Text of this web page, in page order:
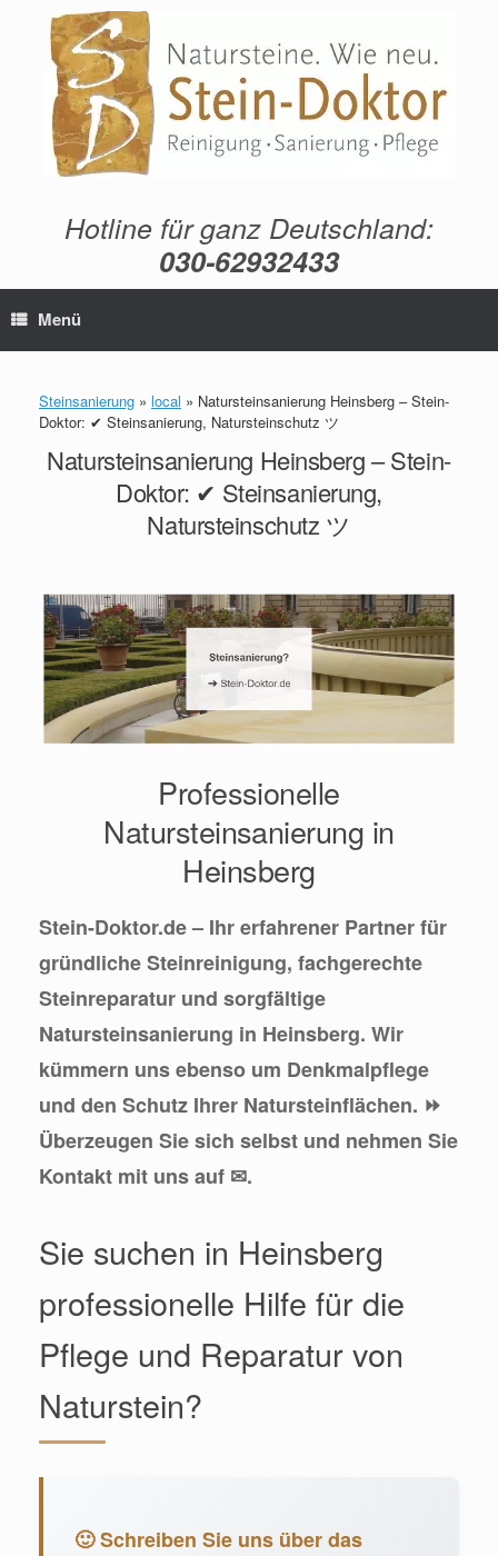
springen
Hotline für ganz Deutschland:
030-62932433
Menü
Steinsanierung » local » Natursteinsanierung Heinsberg – Stein-
Doktor: ✔ Steinsanierung, Natursteinschutz ツ
Natursteinsanierung Heinsberg – Stein-
Doktor: ✔ Steinsanierung,
Natursteinschutz ツ
Professionelle
Natursteinsanierung in
Heinsberg
Stein-Doktor.de – Ihr erfahrener Partner für
gründliche Steinreinigung, fachgerechte
Steinreparatur und sorgfältige
Natursteinsanierung in Heinsberg. Wir
kümmern uns ebenso um Denkmalpflege
und den Schutz Ihrer Natursteinflächen. ⏩
Überzeugen Sie sich selbst und nehmen Sie
Kontakt mit uns auf ✉.
Sie suchen in Heinsberg
professionelle Hilfe für die
Pflege und Reparatur von
Naturstein?
🙂 Schreiben Sie uns über das